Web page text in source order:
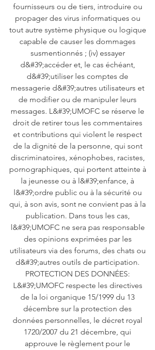
fournisseurs ou de tiers, introduire ou
propager des virus informatiques ou
tout autre système physique ou logique
capable de causer les dommages
susmentionnés ; (iv) essayer
d&#39;accéder et, le cas échéant,
d&#39;utiliser les comptes de
messagerie d&#39;autres utilisateurs et
de modifier ou de manipuler leurs
messages. L&#39;UMOFC se réserve le
droit de retirer tous les commentaires
et contributions qui violent le respect
de la dignité de la personne, qui sont
discriminatoires, xénophobes, racistes,
pornographiques, qui portent atteinte à
la jeunesse ou à l&#39;enfance, à
l&#39;ordre public ou à la sécurité ou
qui, à son avis, sont ne convient pas à la
publication. Dans tous les cas,
l&#39;UMOFC ne sera pas responsable
des opinions exprimées par les
utilisateurs via des forums, des chats ou
d&#39;autres outils de participation.
PROTECTION DES DONNÉES:
L&#39;UMOFC respecte les directives
de la loi organique 15/1999 du 13
décembre sur la protection des
données personnelles, le décret royal
1720/2007 du 21 décembre, qui
approuve le règlement pour le